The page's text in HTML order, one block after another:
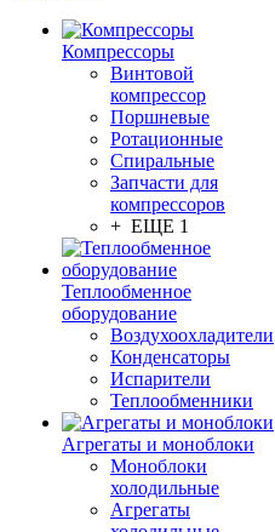
Компрессоры
Винтовой
компрессор
Поршневые
Ротационные
Спиральные
Запчасти для
компрессоров
+ ЕЩЕ 1
Теплообменное
оборудование
Воздухоохладители
Конденсаторы
Испарители
Теплообменники
Агрегаты и моноблоки
Моноблоки
холодильные
Агрегаты